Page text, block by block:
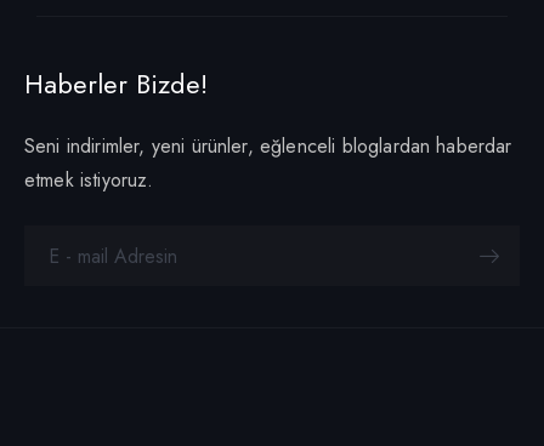
Haberler Bizde!
Seni indirimler, yeni ürünler, eğlenceli bloglardan haberdar
etmek istiyoruz.